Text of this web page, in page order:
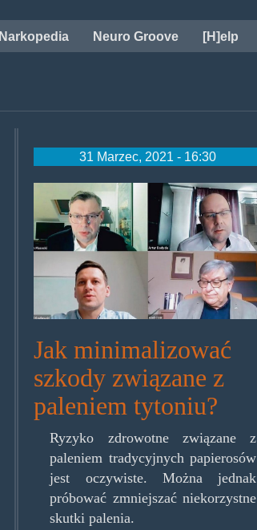
Narkopedia Neuro Groove [H]elp
31 Marzec, 2021 - 16:30
debata.jpg
Jak minimalizować
szkody związane z
paleniem tytoniu?
Ryzyko zdrowotne związane z
paleniem tradycyjnych papierosów
jest oczywiste. Można jednak
próbować zmniejszać niekorzystne
skutki palenia.